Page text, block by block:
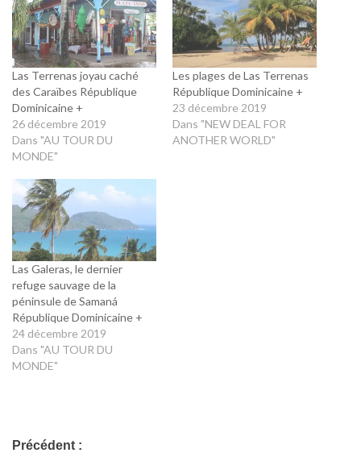
Las Terrenas joyau caché
des Caraïbes République
Dominicaine +
26 décembre 2019
Dans "AU TOUR DU
MONDE"
Les plages de Las Terrenas
République Dominicaine +
23 décembre 2019
Dans "NEW DEAL FOR
ANOTHER WORLD"
Las Galeras, le dernier
refuge sauvage de la
péninsule de Samaná
République Dominicaine +
24 décembre 2019
Dans "AU TOUR DU
MONDE"
Précédent :